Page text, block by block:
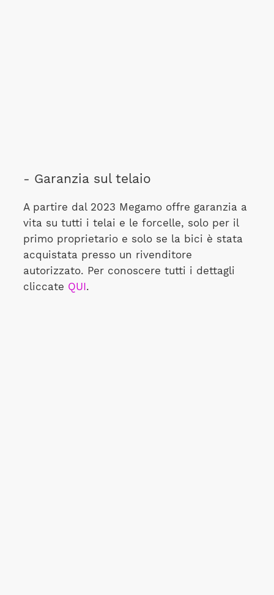
- Garanzia sul telaio
A partire dal 2023 Megamo offre garanzia a
vita su tutti i telai e le forcelle, solo per il
primo proprietario e solo se la bici è stata
acquistata presso un rivenditore
autorizzato. Per conoscere tutti i dettagli
cliccate QUI .